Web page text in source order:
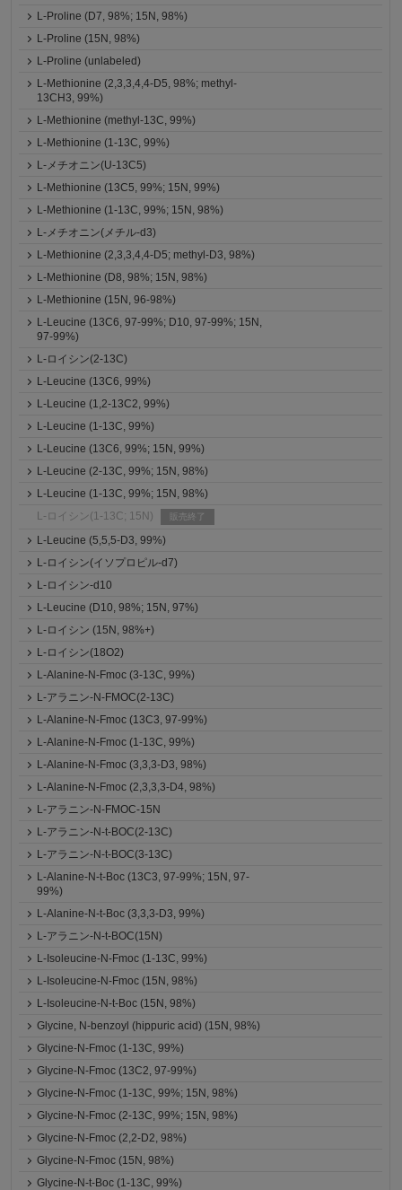
L-Proline (D7, 98%; 15N, 98%)
L-Proline (15N, 98%)
L-Proline (unlabeled)
L-Methionine (2,3,3,4,4-D5, 98%; methyl-
13CH3, 99%)
L-Methionine (methyl-13C, 99%)
L-Methionine (1-13C, 99%)
L-メチオニン(U-13C5)
L-Methionine (13C5, 99%; 15N, 99%)
L-Methionine (1-13C, 99%; 15N, 98%)
L-メチオニン(メチル-d3)
L-Methionine (2,3,3,4,4-D5; methyl-D3, 98%)
L-Methionine (D8, 98%; 15N, 98%)
L-Methionine (15N, 96-98%)
L-Leucine (13C6, 97-99%; D10, 97-99%; 15N,
97-99%)
L-ロイシン(2-13C)
L-Leucine (13C6, 99%)
L-Leucine (1,2-13C2, 99%)
L-Leucine (1-13C, 99%)
L-Leucine (13C6, 99%; 15N, 99%)
L-Leucine (2-13C, 99%; 15N, 98%)
L-Leucine (1-13C, 99%; 15N, 98%)
L-ロイシン(1-13C; 15N)
販売終了
L-Leucine (5,5,5-D3, 99%)
L-ロイシン(イソプロピル-d7)
L-ロイシン-d10
L-Leucine (D10, 98%; 15N, 97%)
L-ロイシン (15N, 98%+)
L-ロイシン(18O2)
L-Alanine-N-Fmoc (3-13C, 99%)
L-アラニン-N-FMOC(2-13C)
L-Alanine-N-Fmoc (13C3, 97-99%)
L-Alanine-N-Fmoc (1-13C, 99%)
L-Alanine-N-Fmoc (3,3,3-D3, 98%)
L-Alanine-N-Fmoc (2,3,3,3-D4, 98%)
L-アラニン-N-FMOC-15N
L-アラニン-N-t-BOC(2-13C)
L-アラニン-N-t-BOC(3-13C)
L-Alanine-N-t-Boc (13C3, 97-99%; 15N, 97-
99%)
L-Alanine-N-t-Boc (3,3,3-D3, 99%)
L-アラニン-N-t-BOC(15N)
L-Isoleucine-N-Fmoc (1-13C, 99%)
L-Isoleucine-N-Fmoc (15N, 98%)
L-Isoleucine-N-t-Boc (15N, 98%)
Glycine, N-benzoyl (hippuric acid) (15N, 98%)
Glycine-N-Fmoc (1-13C, 99%)
Glycine-N-Fmoc (13C2, 97-99%)
Glycine-N-Fmoc (1-13C, 99%; 15N, 98%)
Glycine-N-Fmoc (2-13C, 99%; 15N, 98%)
Glycine-N-Fmoc (2,2-D2, 98%)
Glycine-N-Fmoc (15N, 98%)
Glycine-N-t-Boc (1-13C, 99%)